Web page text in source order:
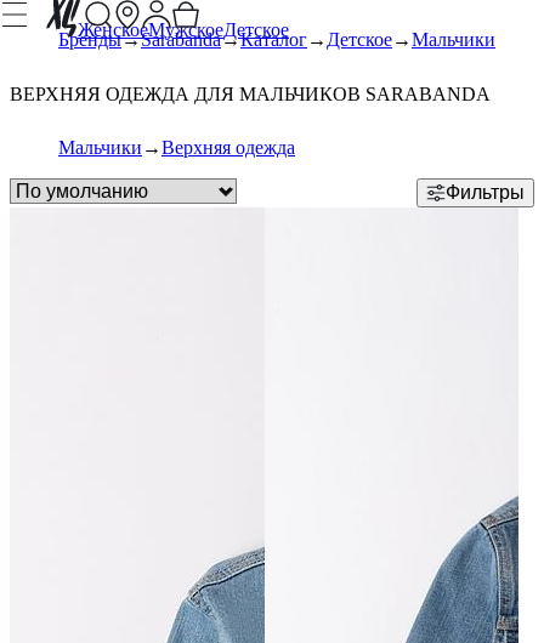
ЖенскоеМужскоеДетское
Бренды Sarabanda Каталог Детское Мальчики
ВЕРХНЯЯ ОДЕЖДА ДЛЯ МАЛЬЧИКОВ SARABANDA
Мальчики Верхняя одежда
Фильтры